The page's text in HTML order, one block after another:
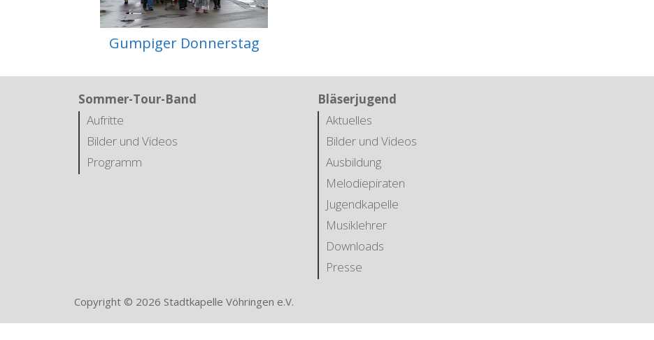
Gumpiger Donnerstag
Sommer-Tour-Band
Aufritte
Bilder und Videos
Programm
Bläserjugend
Aktuelles
Bilder und Videos
Ausbildung
Melodiepiraten
Jugendkapelle
Musiklehrer
Downloads
Presse
Copyright © 2026 Stadtkapelle Vöhringen e.V.